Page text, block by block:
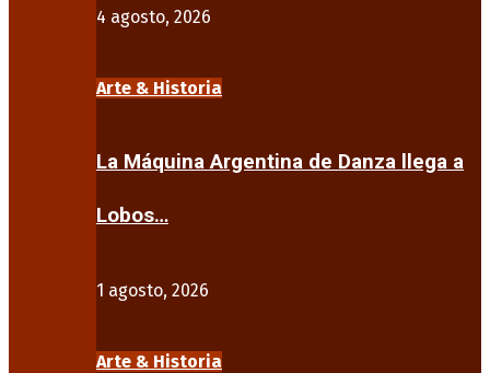
4 agosto, 2026
Arte & Historia
La Máquina Argentina de Danza llega a
Lobos…
1 agosto, 2026
Arte & Historia